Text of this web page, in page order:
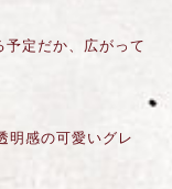
予定だか、広がって
明感の可愛いグレ